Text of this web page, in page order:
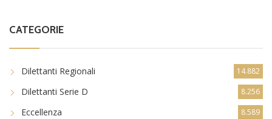
CATEGORIE
Dilettanti Regionali 14.882
Dilettanti Serie D 8.256
Eccellenza 8.589